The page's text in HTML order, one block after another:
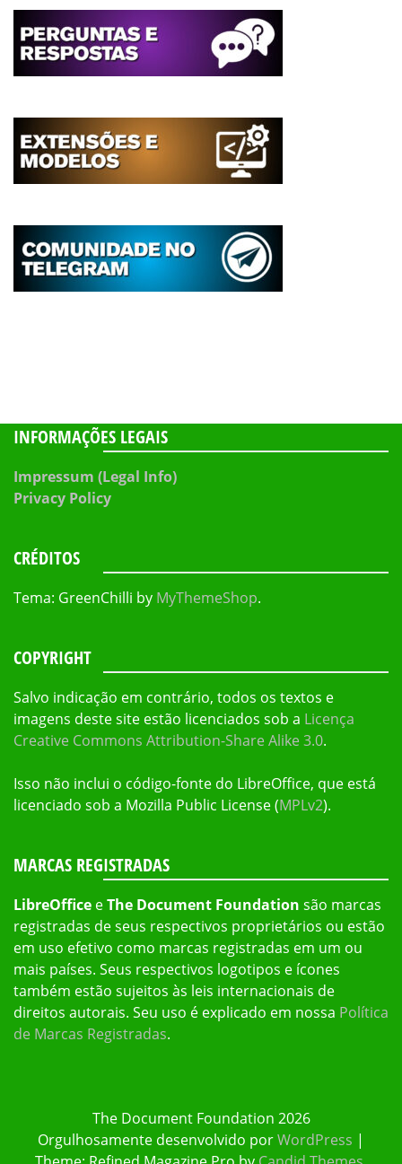
INFORMAÇÕES LEGAIS
Impressum (Legal Info)
Privacy Policy
CRÉDITOS
Tema: GreenChilli by MyThemeShop.
COPYRIGHT
Salvo indicação em contrário, todos os textos e
imagens deste site estão licenciados sob a Licença
Creative Commons Attribution-Share Alike 3.0.
Isso não inclui o código-fonte do LibreOffice, que está
licenciado sob a Mozilla Public License (MPLv2).
MARCAS REGISTRADAS
LibreOffice eThe Document Foundation são marcas
registradas de seus respectivos proprietários ou estão
em uso efetivo como marcas registradas em um ou
mais países. Seus respectivos logotipos e ícones
também estão sujeitos às leis internacionais de
direitos autorais. Seu uso é explicado em nossa Política
de Marcas Registradas.
The Document Foundation 2026
Orgulhosamente desenvolvido porWordPress |